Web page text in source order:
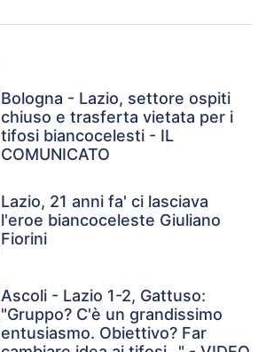
Bologna - Lazio, settore ospiti
chiuso e trasferta vietata per i
tifosi biancocelesti - IL
COMUNICATO
Lazio, 21 anni fa' ci lasciava
l'eroe biancoceleste Giuliano
Fiorini
Ascoli - Lazio 1-2, Gattuso:
"Gruppo? C'è un grandissimo
entusiasmo. Obiettivo? Far